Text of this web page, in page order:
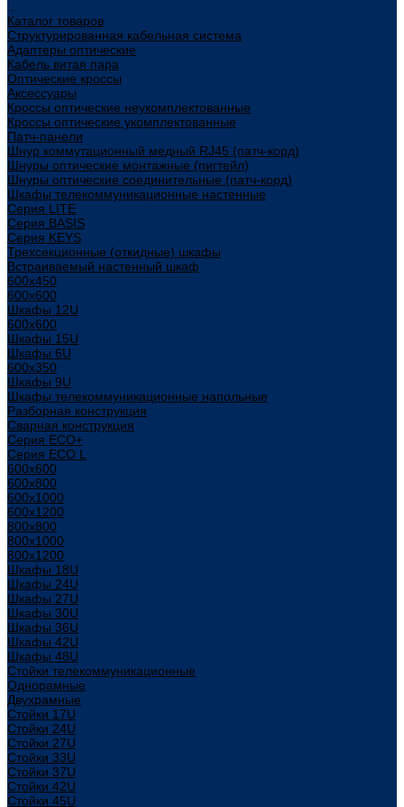
Каталог товаров
Структурированная кабельная система
Адаптеры оптические
Кабель витая пара
Оптические кроссы
Аксессуары
Кроссы оптические неукомплектованные
Кроссы оптические укомплектованные
Патч-панели
Шнур коммутационный медный RJ45 (патч-корд)
Шнуры оптические монтажные (пигтейл)
Шнуры оптические соединительные (патч-корд)
Шкафы телекоммуникационные настенные
Cерия LITE
Cерия BASIS
Cерия KEYS
Трехсекционные (откидные) шкафы
Встраиваемый настенный шкаф
600x450
600x600
Шкафы 12U
600x600
Шкафы 15U
Шкафы 6U
600x350
Шкафы 9U
Шкафы телекоммуникационные напольные
Разборная конструкция
Сварная конструкция
Серия ECO+
Серия ECO L
600x600
600x800
600х1000
600х1200
800x800
800х1000
800х1200
Шкафы 18U
Шкафы 24U
Шкафы 27U
Шкафы 30U
Шкафы 36U
Шкафы 42U
Шкафы 48U
Стойки телекоммуникационные
Однорамные
Двухрамные
Стойки 17U
Стойки 24U
Стойки 27U
Стойки 33U
Стойки 37U
Стойки 42U
Стойки 45U